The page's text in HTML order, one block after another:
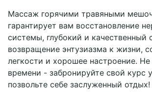
Массаж горячими травяными
гарантирует вам восстановление
системы, глубокий и качественный
возвращение энтузиазма к жизни,
легкости и хорошее настроение. Не
времени - забронируйте свой курс
позвольте себе заслуженный отдых!